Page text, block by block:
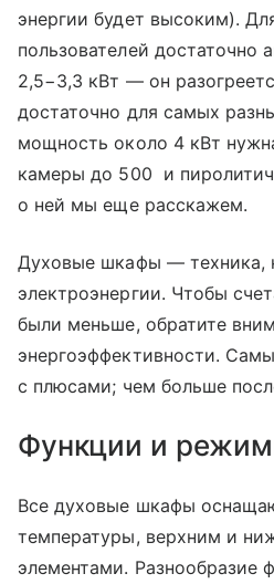
энергии будет высоким).
пользователей достаточно
2,5−3,3 кВт — он
достаточно для самых
мощность около 4 кВт
камеры до 500 и
о ней мы еще расскажем.
Духовые шкафы — техника,
электроэнергии. Чтобы
были меньше, обратите
энергоэффективности.
с плюсами; чем больше
Функции и
Все духовые шкафы
температуры, верхним и
элементами. Разнообразие